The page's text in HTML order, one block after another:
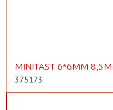
MINITAST 6*6MM
375173